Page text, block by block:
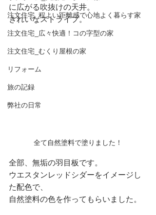
注文住宅_程よい距離感で心地よく暮らす家
注文住宅_広々快適！コの字型の家
注文住宅_むくり屋根の家
リフォーム
旅の記録
弊社の日常
に広がる吹抜けの天井。
きれいなストライプ。
全て自然塗料で塗りました！
全部、無垢の羽目板です。
ウエスタンレッドシダーをイメージし
た配色で、
自然塗料の色を作ってもらいました。